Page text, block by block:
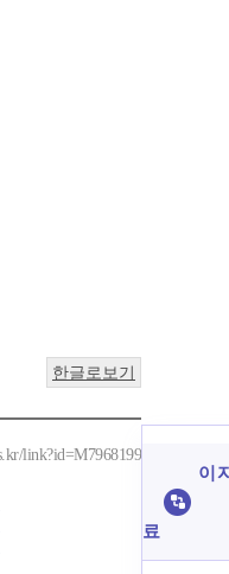
한글로보기
link?id=M7968199
이
료